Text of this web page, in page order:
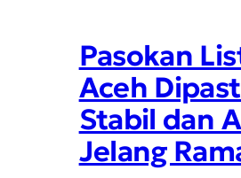
Pasokan
Aceh
Stabil dan
Jelang